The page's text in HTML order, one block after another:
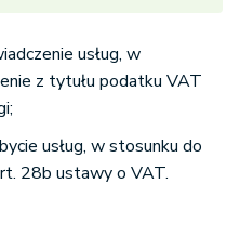
usług, w
z tytułu podatku VAT
usług, w stosunku do
28b ustawy o VAT.